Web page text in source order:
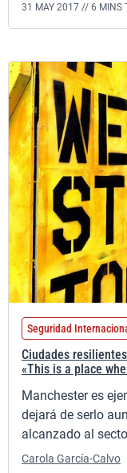
31 MAY 2017 // 6 MINS
Seguridad
Ciudades
«This is a place
Manchester es
dejará de serlo
alcanzado al
Carola García-Calvo